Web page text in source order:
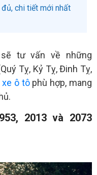
chi tiết mới nhất
sẽ tư vấn về những
Tỵ, Kỷ Tỵ, Đinh Tỵ,
xe ô tôphù hợp, mang
2013 và 2073